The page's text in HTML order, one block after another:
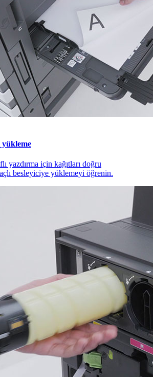
yükleme
yazdırma için kağıtları doğru
besleyiciye yüklemeyi öğrenin.